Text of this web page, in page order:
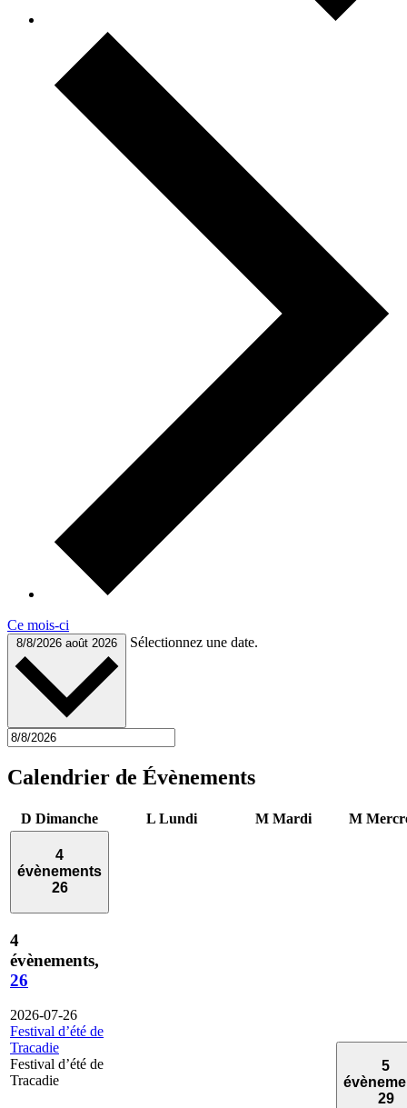
Ce mois-ci
8/8/2026 août 2026 Sélectionnez une date.
Calendrier de Évènements
D Dimanche L Lundi M Mardi M
4
évènements
26
4
évènements,
26
2026-07-26
Festival d’été de
Tracadie
Festival d’été de
Tracadie
5
29